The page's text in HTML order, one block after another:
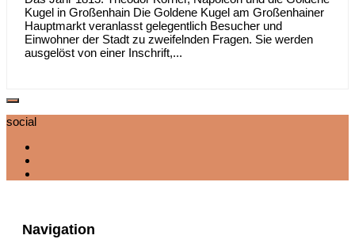
Kugel in Großenhain Die Goldene Kugel am Großenhainer
Hauptmarkt veranlasst gelegentlich Besucher und
Einwohner der Stadt zu zweifelnden Fragen. Sie werden
ausgelöst von einer Inschrift,...
social
Navigation